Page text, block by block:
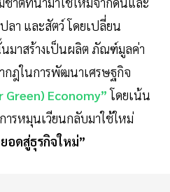
า และสัตว์ โดยเปลี่ยน
มาสร้างเป็นผลิต ภัณฑ์มูลค่า
กฎในการพัฒนาเศรษฐกิจ
Green) Economy”โดยเน้น
ารหมุนเวียนกลับมาใช้ใหม่
อดสู่ธุรกิจใหม่”